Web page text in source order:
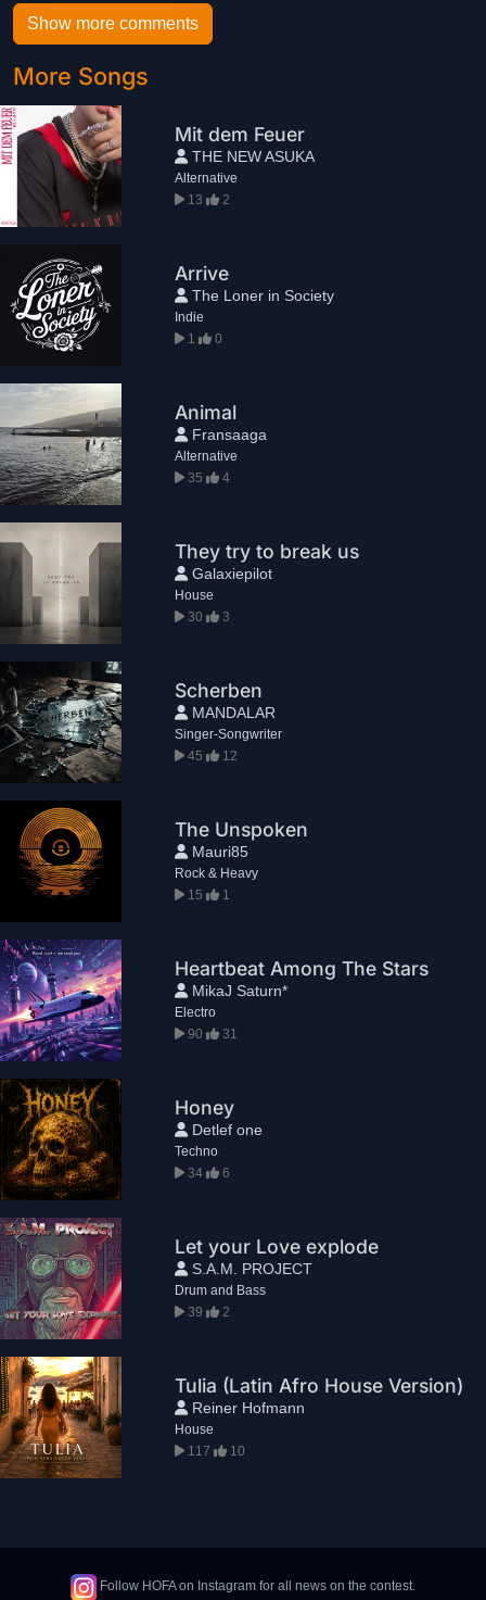
Show more comments
More Songs
Mit dem Feuer
THE NEW ASUKA
Alternative
13
2
Arrive
The Loner in Society
Indie
1
0
Animal
Fransaaga
Alternative
35
4
They try to break us
Galaxiepilot
House
30
3
Scherben
MANDALAR
Singer-Songwriter
45
12
The Unspoken
Mauri85
Rock & Heavy
15
1
Heartbeat Among The Stars
MikaJ Saturn*
Electro
90
31
Honey
Detlef one
Techno
34
6
Let your Love explode
S.A.M. PROJECT
Drum and Bass
39
2
Tulia (Latin Afro House Version)
Reiner Hofmann
House
117
10
Follow HOFA on Instagram for all news on the contest.